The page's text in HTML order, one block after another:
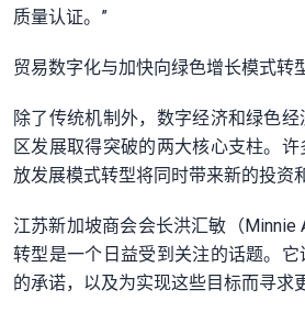
质量认证。”
贸易数字化与加快向绿色增长模式转
除了传统机制外，数字经济和绿色
区发展取得突破的两大核心支柱。
放发展模式转型将同时带来新的投资
江苏新加坡商会会长洪汇敏（Minnie
转型是一个日益受到关注的话题。
的承诺，以及为实现这些目标而寻求